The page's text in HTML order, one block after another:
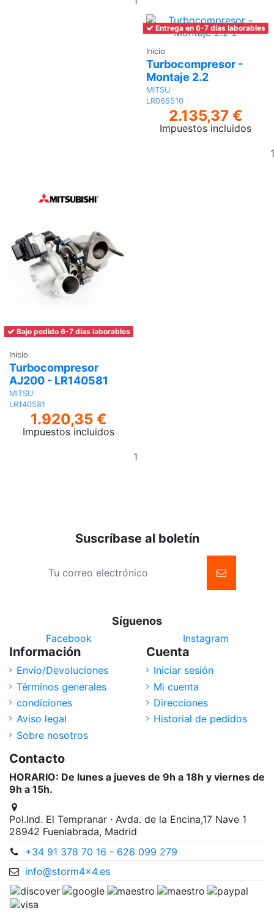
carrito
Entrega en 6-7 días laborables
Inicio
Turbocompresor -
Montaje 2.2
MITSU
LR065510
2.135,37 €
Impuestos incluidos
Bajo pedido 6-7 días laborables
Inicio
Turbocompresor
AJ200 - LR140581
MITSU
LR140581
1.920,35 €
Impuestos incluidos
Suscríbase al boletín
Síguenos
Facebook Instagram
Información
Envío/Devoluciones
Términos generales
condiciones
Aviso legal
Sobre nosotros
Cuenta
Iniciar sesión
Mi cuenta
Direcciones
Historial de pedidos
Contacto
HORARIO: De lunes a jueves de 9h a 18h y viernes de
9h a 15h.
Pol.Ind. El Tempranar · Avda. de la Encina,17 Nave 1
28942 Fuenlabrada, Madrid
+34 91 378 70 16 - 626 099 279
info@storm4x4.es